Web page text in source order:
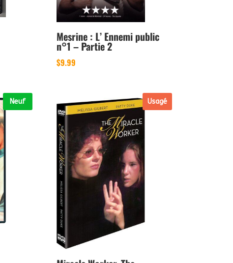
Mesrine : L’ Ennemi public
n°1 – Partie 2
$9.99
Neuf Usagé